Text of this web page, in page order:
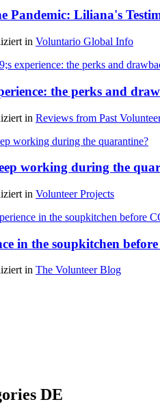
Pandemic: Liliana's
in Voluntario Global Info
the perks and
in Reviews from Past
working during the
in Volunteer Projects
in the soupkitchen
in The Volunteer Blog
DE